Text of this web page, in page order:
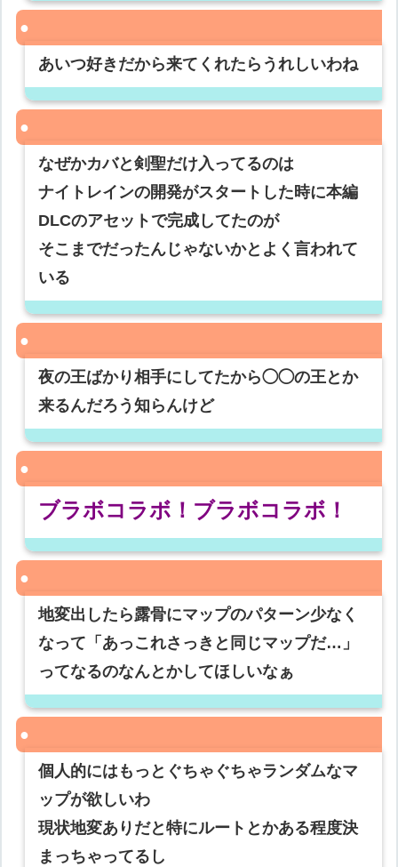
あいつ好きだから来てくれたらうれしいわね
なぜかカバと剣聖だけ入ってるのは
ナイトレインの開発がスタートした時に本編
DLCのアセットで完成してたのが
そこまでだったんじゃないかとよく言われて
いる
夜の王ばかり相手にしてたから◯◯の王とか
来るんだろう知らんけど
ブラボコラボ！ブラボコラボ！
地変出したら露骨にマップのパターン少なく
なって「あっこれさっきと同じマップだ…」
ってなるのなんとかしてほしいなぁ
個人的にはもっとぐちゃぐちゃランダムなマ
ップが欲しいわ
現状地変ありだと特にルートとかある程度決
まっちゃってるし